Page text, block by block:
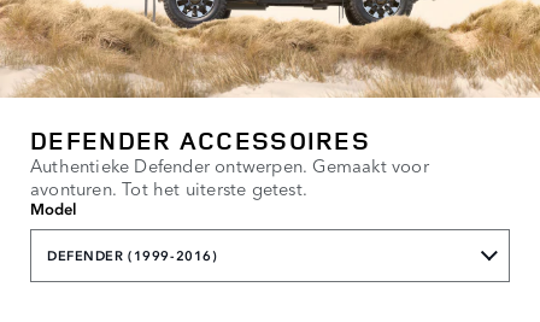
DEFENDER ACCESSOIRES
Authentieke Defender ontwerpen. Gemaakt voor
avonturen. Tot het uiterste getest.
Model
DEFENDER (1999-2016)